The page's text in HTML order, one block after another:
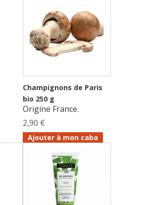
Champignons de Paris
bio 250 g
Origine France.
2,90 €
Ajouter à mon caba